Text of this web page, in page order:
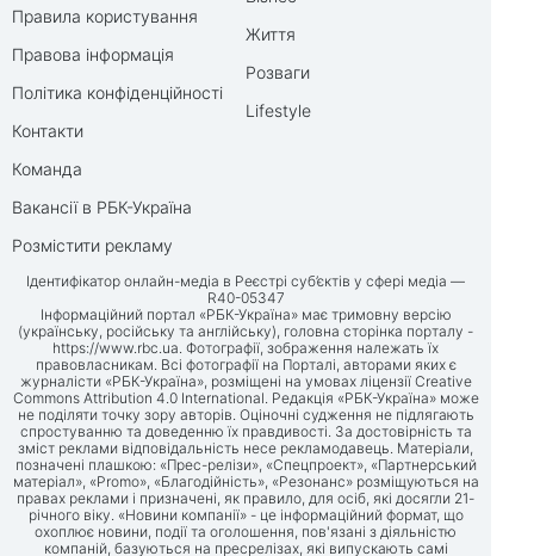
Правила користування
Правова інформація
Політика конфіденційності
Контакти
Команда
Вакансії в РБК-Україна
Розмістити рекламу
Життя
Розваги
Lifestyle
Ідентифікатор онлайн-медіа в Реєстрі суб’єктів у сфері медіа —
R40-05347
Інформаційний портал «РБК-Україна» має тримовну версію
(українську, російську та англійську), головна сторінка порталу -
https://www.rbc.ua. Фотографії, зображення належать їх
правовласникам. Всі фотографії на Порталі, авторами яких є
журналісти «РБК-Україна», розміщені на умовах ліцензії Creative
Commons Attribution 4.0 International. Редакція «РБК-Україна» може
не поділяти точку зору авторів. Оціночні судження не підлягають
спростуванню та доведенню їх правдивості. За достовірність та
зміст реклами відповідальність несе рекламодавець. Матеріали,
позначені плашкою: «Прес-релізи», «Спецпроект», «Партнерський
матеріал», «Promo», «Благодійність», «Резонанс» розміщуються на
правах реклами і призначені, як правило, для осіб, які досягли 21-
річного віку. «Новини компанії» - це інформаційний формат, що
охоплює новини, події та оголошення, пов'язані з діяльністю
компаній, базуються на пресрелізах, які випускають самі